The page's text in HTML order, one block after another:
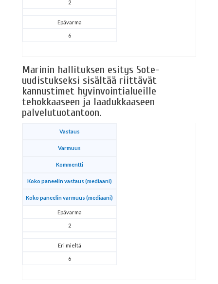
2
Epävarma
6
Marinin hallituksen esitys Sote-
uudistukseksi sisältää riittävät
kannustimet hyvinvointialueille
tehokkaaseen ja laadukkaaseen
palvelutuotantoon.
Vastaus
Varmuus
Kommentti
Koko paneelin vastaus (mediaani)
Koko paneelin varmuus (mediaani)
Epävarma
2
Eri mieltä
6